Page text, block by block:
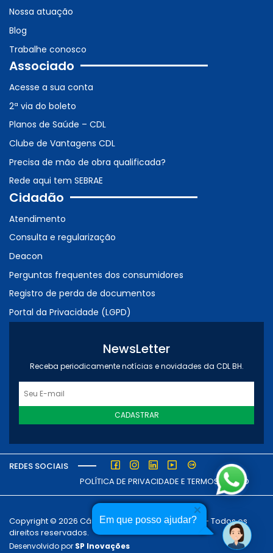
Em que posso ajudar?
Nossa atuação
Blog
Trabalhe conosco
Associado
Acesse a sua conta
2ª via do boleto
Planos de Saúde – CDL
Clube de Vantagens CDL
Precisa de mão de obra qualificada?
Rede aqui tem SEBRAE
Cidadão
Atendimento
Consulta e regularização
Deacon
Perguntas frequentes dos consumidores
Registro de perda de documentos
Portal da Privacidade (LGPD)
NewsLetter
Receba periodicamente notícias e novidades da CDL BH.
CADASTRAR
REDES SOCIAIS
POLÍTICA DE PRIVACIDADE E TERMOS DE USO
Copyright © 2026 Câmara dos Dirigentes Lojistas - Todos os
direitos reservados.
Desenvolvido por SP Inovações